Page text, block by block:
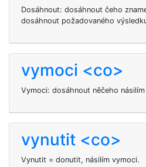
Dosáhnout: dosáhnout čeho
dosáhnout požadovaného
vymoci <co>
Vymoci: dosáhnout něčeho
vynutit <co>
Vynutit = donutit, násilím vymoci.